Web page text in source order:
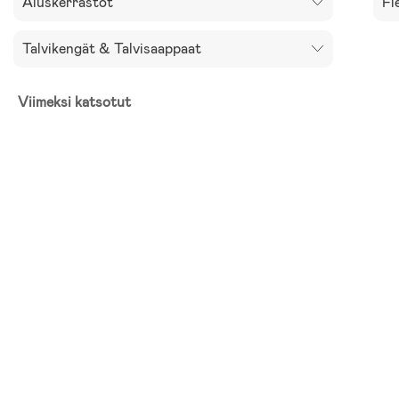
Talvikengät & Talvisaappaat
Viimeksi katsotut